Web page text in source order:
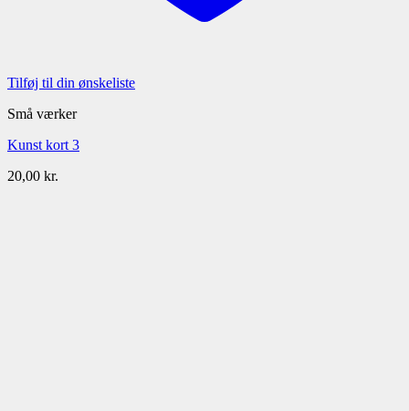
Tilføj til din ønskeliste
Små værker
Kunst kort 3
20,00 kr.